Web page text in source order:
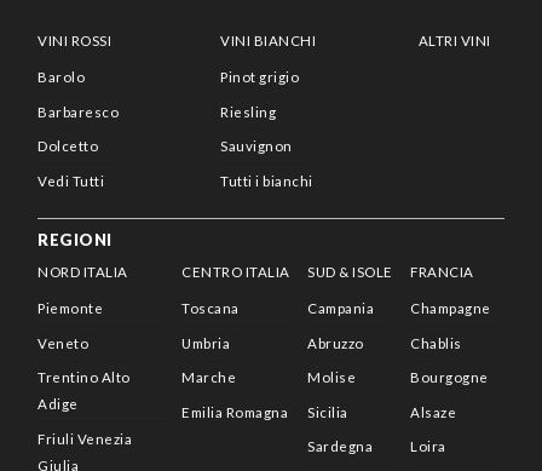
VINI ROSSI
Barolo
Barbaresco
Dolcetto
Vedi Tutti
VINI BIANCHI
Pinot grigio
Riesling
Sauvignon
Tutti i bianchi
ALTRI VINI
REGIONI
NORD ITALIA
Piemonte
Veneto
Trentino Alto
Adige
Friuli Venezia
Giulia
CENTRO ITALIA
Toscana
Umbria
Marche
Emilia Romagna
SUD & ISOLE
Campania
Abruzzo
Molise
Sicilia
Sardegna
FRANCIA
Champagne
Chablis
Bourgogne
Alsaze
Loira